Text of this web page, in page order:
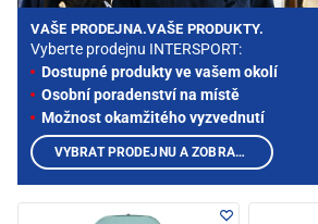
VAŠE PRODEJNA.VAŠE PRODUKTY.
Vyberte prodejnu INTERSPORT:
Dostupné produkty ve vašem okolí
Osobní poradenství na místě
Možnost okamžitého vyzvednutí
VYBRAT PRODEJNU A ZOBRAZIT PRODUKTY